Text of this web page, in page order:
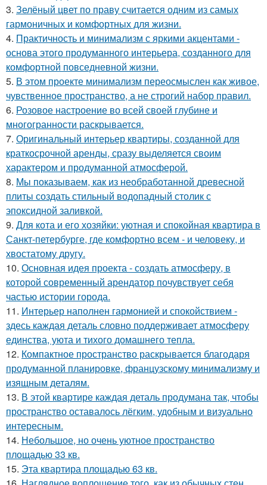
3. Зелёный цвет по праву считается одним из самых
гармоничных и комфортных для жизни.
4. Практичность и минимализм с яркими акцентами -
основа этого продуманного интерьера, созданного для
комфортной повседневной жизни.
5. В этом проекте минимализм переосмыслен как живое,
чувственное пространство, а не строгий набор правил.
6. Розовое настроение во всей своей глубине и
многогранности раскрывается.
7. Оригинальный интерьер квартиры, созданной для
краткосрочной аренды, сразу выделяется своим
характером и продуманной атмосферой.
8. Мы показываем, как из необработанной древесной
плиты создать стильный водопадный столик с
эпоксидной заливкой.
9. Для кота и его хозяйки: уютная и спокойная квартира в
Санкт-петербурге, где комфортно всем - и человеку, и
хвостатому другу.
10. Основная идея проекта - создать атмосферу, в
которой современный арендатор почувствует себя
частью истории города.
11. Интерьер наполнен гармонией и спокойствием -
здесь каждая деталь словно поддерживает атмосферу
единства, уюта и тихого домашнего тепла.
12. Компактное пространство раскрывается благодаря
продуманной планировке, французскому минимализму и
изящным деталям.
13. В этой квартире каждая деталь продумана так, чтобы
пространство оставалось лёгким, удобным и визуально
интересным.
14. Небольшое, но очень уютное пространство
площадью 33 кв.
15. Эта квартира площадью 63 кв.